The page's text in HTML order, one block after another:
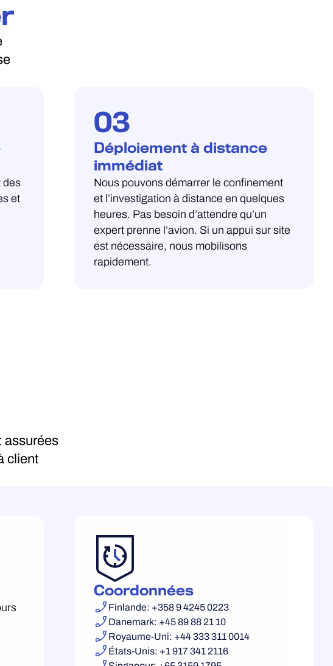
des
et
03
Déploiement à distance
immédiat
Nous pouvons démarrer le confinement
et l’investigation à distance en quelques
heures. Pas besoin d’attendre qu’un
expert prenne l’avion. Si un appui sur site
est nécessaire, nous mobilisons
rapidement.
assurées
client
Coordonnées
Finlande: +358 9 4245 0223
Danemark: +45 89 88 21 10
Royaume-Uni: +44 333 311 0014
États-Unis: +1 917 341 2116